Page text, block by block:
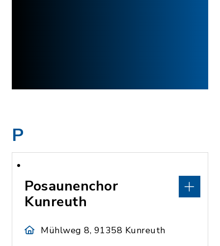
P
Posaunenchor
Kunreuth
Mühlweg 8, 91358 Kunreuth